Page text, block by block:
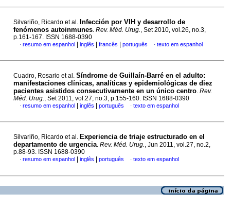
Silvariño, Ricardo et al. Infección por VIH y desarrollo de
fenómenos autoinmunes. Rev. Méd. Urug., Set 2010, vol.26, no.3,
p.161-167. ISSN 1688-0390
· resumo em espanhol inglês francês português · texto em espanhol
Cuadro, Rosario et al. Síndrome de Guillaín-Barré en el adulto:
manifestaciones clínicas, analíticas y epidemiológicas de diez
pacientes asistidos consecutivamente en un único centro. Rev.
Méd. Urug., Set 2011, vol.27, no.3, p.155-160. ISSN 1688-0390
· resumo em espanhol inglês português · texto em espanhol
Silvariño, Ricardo et al. Experiencia de triaje estructurado en el
departamento de urgencia. Rev. Méd. Urug., Jun 2011, vol.27, no.2,
p.88-93. ISSN 1688-0390
· resumo em espanhol inglês português · texto em espanhol